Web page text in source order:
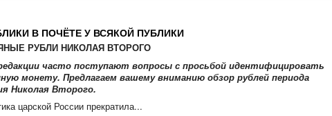
В ПОЧЁТЕ У ВСЯКОЙ ПУБЛИКИ
РУБЛИ НИКОЛАЯ ВТОРОГО
часто поступают вопросы с просьбой идентифицировать
монету. Предлагаем вашему вниманию обзор рублей периода
Николая Второго.
царской России прекратила...